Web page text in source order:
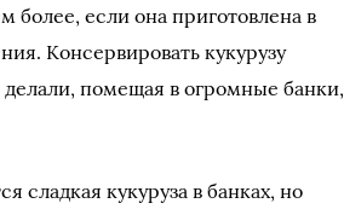
более, если она приготовлена в
Консервировать кукурузу
делали, помещая в огромные банки,
сладкая кукуруза в банках, но